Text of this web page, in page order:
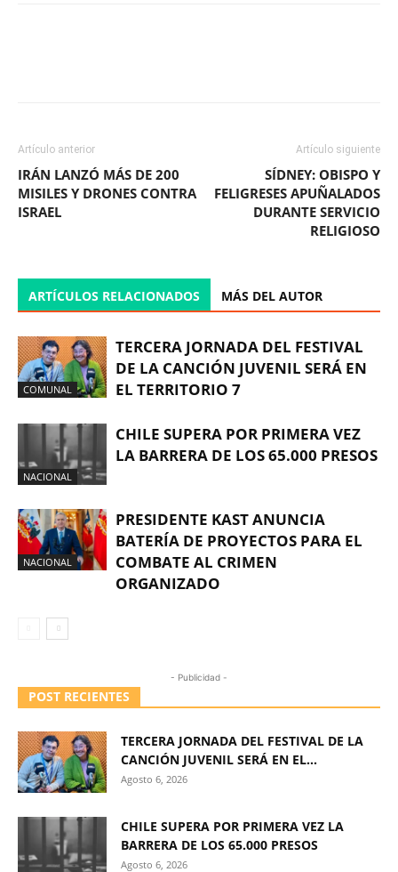
Artículo anterior
IRÁN LANZÓ MÁS DE 200
MISILES Y DRONES CONTRA
ISRAEL
Artículo siguiente
SÍDNEY: OBISPO Y
FELIGRESES APUÑALADOS
DURANTE SERVICIO
RELIGIOSO
ARTÍCULOS RELACIONADOS MÁS DEL AUTOR
COMUNAL
TERCERA JORNADA DEL FESTIVAL
DE LA CANCIÓN JUVENIL SERÁ EN
EL TERRITORIO 7
NACIONAL
CHILE SUPERA POR PRIMERA VEZ
LA BARRERA DE LOS 65.000 PRESOS
NACIONAL
PRESIDENTE KAST ANUNCIA
BATERÍA DE PROYECTOS PARA EL
COMBATE AL CRIMEN
ORGANIZADO
- Publicidad -
POST RECIENTES
TERCERA JORNADA DEL FESTIVAL DE LA
CANCIÓN JUVENIL SERÁ EN EL...
Agosto 6, 2026
CHILE SUPERA POR PRIMERA VEZ LA
BARRERA DE LOS 65.000 PRESOS
Agosto 6, 2026